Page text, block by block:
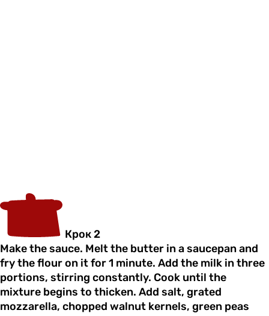
Крок 2
Make the sauce. Melt the butter in a saucepan and
fry the flour on it for 1 minute. Add the milk in three
portions, stirring constantly. Cook until the
mixture begins to thicken. Add salt, grated
mozzarella, chopped walnut kernels, green peas